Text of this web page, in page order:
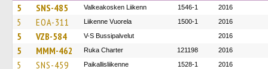
5 SNS-485 Valkeakosken Liikenn 1546-1 2016
5 EOA-311 Liikenne Vuorela 1500-1 2016
5 VZB-584 V-S Bussipalvelut 2016
5 MMM-462 Ruka Charter 121198 2016
5 SNS-459 Paikallisliikenne 1528-1 2016